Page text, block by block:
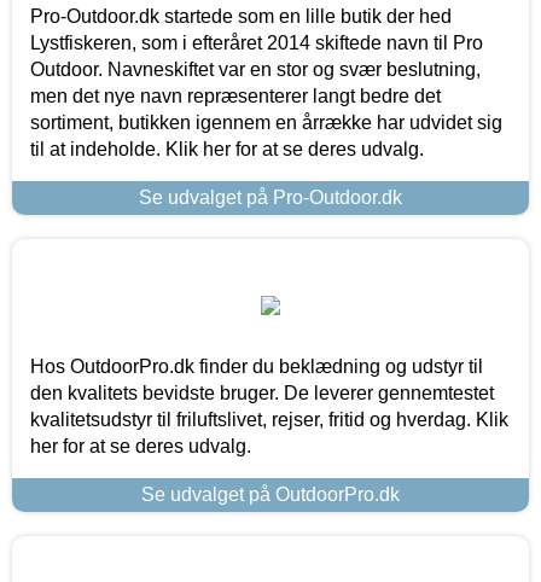
Pro-Outdoor.dk startede som en lille butik der hed
Lystfiskeren, som i efteråret 2014 skiftede navn til Pro
Outdoor. Navneskiftet var en stor og svær beslutning,
men det nye navn repræsenterer langt bedre det
sortiment, butikken igennem en årrække har udvidet sig
til at indeholde. Klik her for at se deres udvalg.
Se udvalget på Pro-Outdoor.dk
Hos OutdoorPro.dk finder du beklædning og udstyr til
den kvalitets bevidste bruger. De leverer gennemtestet
kvalitetsudstyr til friluftslivet, rejser, fritid og hverdag. Klik
her for at se deres udvalg.
Se udvalget på OutdoorPro.dk